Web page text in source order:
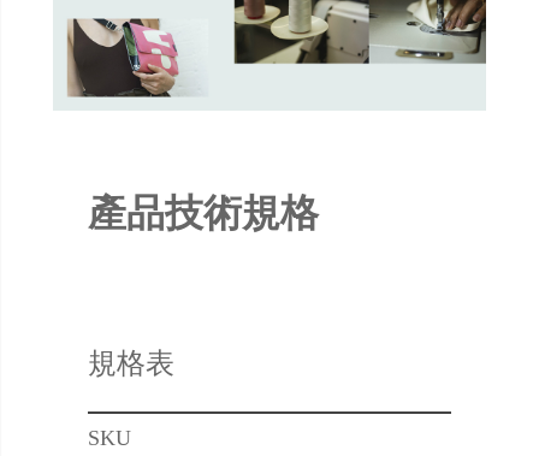
產品技術規格
規格表
SKU